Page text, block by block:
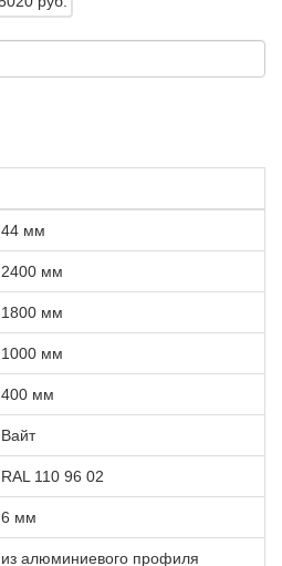
44 мм
2400 мм
1800 мм
1000 мм
400 мм
Вайт
RAL 110 96 02
6 мм
из алюминиевого профиля